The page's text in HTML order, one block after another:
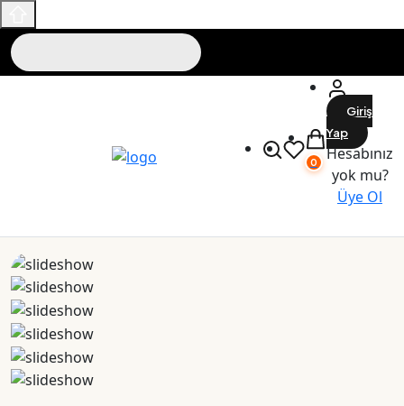
0
Giriş
Yap
Hesabınız
yok mu?
Üye Ol
Maslak Outlet